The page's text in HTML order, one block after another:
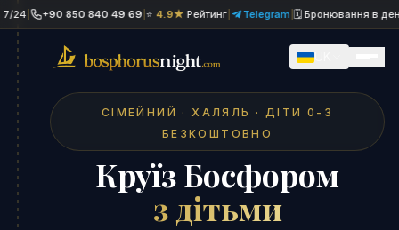
+90 850 840 49 69 |⭐4.9★Рейтинг| Telegram|🗓 Бронювання в день
СІМЕЙНИЙ · ХАЛЯЛЬ · ДІТИ 0-3
БЕЗКОШТОВНО
Круїз Босфором
з дітьми